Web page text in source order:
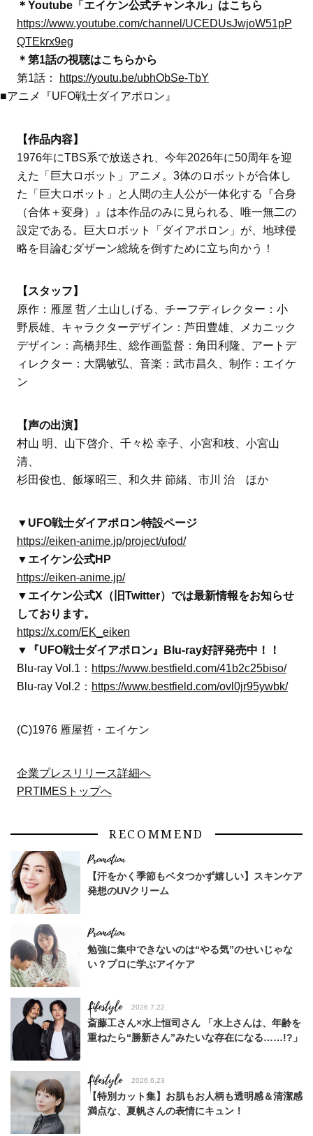
＊Youtube「エイケン公式チャンネル」はこちら
https://www.youtube.com/channel/UCEDUsJwjoW51pP
QTEkrx9eg
＊第1話の視聴はこちらから
第1話：
https://youtu.be/ubhObSe-TbY
■アニメ『UFO戦士ダイアポロン』
【作品内容】
1976年にTBS系で放送され、今年2026年に50周年を迎
えた「巨大ロボット」アニメ。3体のロボットが合体し
た「巨大ロボット」と人間の主人公が一体化する『合身
（合体＋変身）』は本作品のみに見られる、唯一無二の
設定である。巨大ロボット「ダイアポロン」が、地球侵
略を目論むダザーン総統を倒すために立ち向かう！
【スタッフ】
原作：雁屋 哲／土山しげる、チーフディレクター：小
野辰雄、キャラクターデザイン：芦田豊雄、メカニック
デザイン：高橋邦生、総作画監督：角田利隆、アートデ
ィレクター：大隅敏弘、音楽：武市昌久、制作：エイケ
ン
【声の出演】
村山 明、山下啓介、千々松 幸子、小宮和枝、小宮山
清、
杉田俊也、飯塚昭三、和久井 節緒、市川 治 ほか
▼UFO戦士ダイアポロン特設ページ
https://eiken-anime.jp/project/ufod/
▼エイケン公式HP
https://eiken-anime.jp/
▼エイケン公式X（旧Twitter）では最新情報をお知らせ
しております。
https://x.com/EK_eiken
▼『UFO戦士ダイアポロン』Blu-ray好評発売中！！
Blu-ray Vol.1： https://www.bestfield.com/41b2c25biso/
Blu-ray Vol.2： https://www.bestfield.com/ovl0jr95ywbk/
(C)1976 雁屋哲・エイケン
企業プレスリリース詳細へ
PRTIMESトップへ
RECOMMEND
【汗をかく季節もベタつかず嬉しい】スキンケア
発想のUVクリーム
勉強に集中できないのは“やる気”のせいじゃな
い？プロに学ぶアイケア
Lifestyle 2026.7.22
斎藤工さん×水上恒司さん 「水上さんは、年齢を
重ねたら“勝新さん”みたいな存在になる……!?」
Lifestyle 2026.6.23
【特別カット集】お肌もお人柄も透明感＆清潔感
満点な、夏帆さんの表情にキュン！